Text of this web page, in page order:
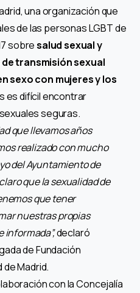
una organización que
de las personas LGBT de
sobresalud sexual y
transmisión sexual
sexo con mujeres y los
es difícil encontrar
seguras.
que llevamos años
realizado con mucho
del Ayuntamiento de
que la sexualidad de
que tener
nuestras propias
informada”,declaró
de Fundación
de Madrid.
con la Concejalía